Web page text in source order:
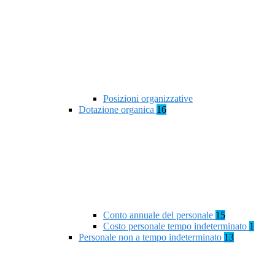
Posizioni organizzative
Dotazione organica 16
Conto annuale del personale 15
Costo personale tempo indeterminato 1
Personale non a tempo indeterminato 13